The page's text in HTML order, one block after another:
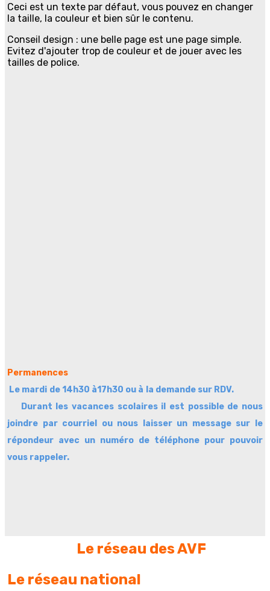
Ceci est un texte par défaut, vous pouvez en changer
la taille, la couleur et bien sûr le contenu.
Conseil design : une belle page est une page simple.
Evitez d'ajouter trop de couleur et de jouer avec les
tailles de police.
Permanences
Le mardi de 14h30 à17h30 ou à la demande sur RDV.
Durant les vacances scolaires il est possible de nous
joindre par courriel ou nous laisser un message sur le
répondeur avec un numéro de téléphone pour pouvoir
vous rappeler.
Le réseau des AVF
Le réseau national